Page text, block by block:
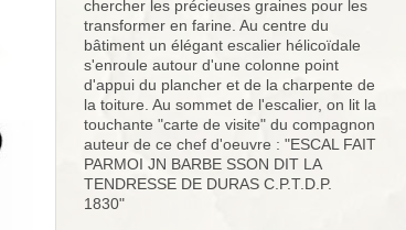
chercher les précieuses graines pour les
transformer en farine. Au centre du
bâtiment un élégant escalier hélicoïdale
s'enroule autour d'une colonne point
d'appui du plancher et de la charpente de
la toiture. Au sommet de l'escalier, on lit la
touchante "carte de visite" du compagnon
auteur de ce chef d'oeuvre : "ESCAL FAIT
PARMOI JN BARBE SSON DIT LA
TENDRESSE DE DURAS C.P.T.D.P.
1830"